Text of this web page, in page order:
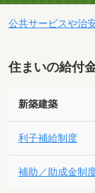
公共サービスや治
住まいの給付
新築建築
利子補給制度
補助／助成金制